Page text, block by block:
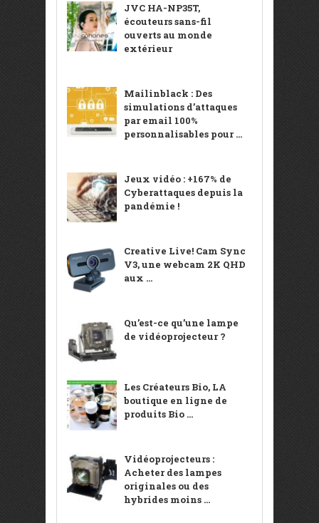
JVC HA-NP35T,
écouteurs sans-fil
ouverts au monde
extérieur
Mailinblack : Des
simulations d’attaques
par email 100%
personnalisables pour ...
Jeux vidéo : +167% de
Cyberattaques depuis la
pandémie !
Creative Live! Cam Sync
V3, une webcam 2K QHD
aux ...
Qu’est-ce qu’une lampe
de vidéoprojecteur ?
Les Créateurs Bio, LA
boutique en ligne de
produits Bio ...
Vidéoprojecteurs :
Acheter des lampes
originales ou des
hybrides moins ...